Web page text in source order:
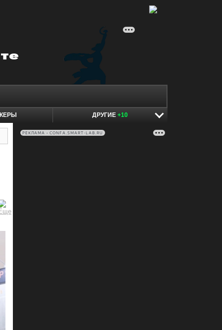
ДРУГИЕ +10
РЕКЛАМА • CONFA.SMART-LAB.RU